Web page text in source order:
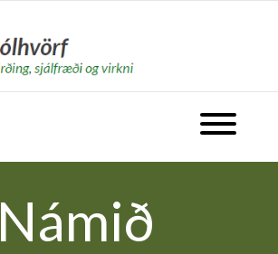
Opna
Námið